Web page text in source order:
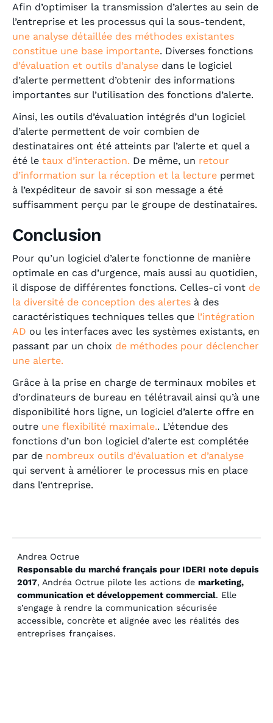
Afin d’optimiser la transmission d’alertes au sein de
l’entreprise et les processus qui la sous-tendent,
une analyse détaillée des méthodes existantes
constitue une base importante. Diverses fonctions
d’évaluation et outils d’analysedans le logiciel
d’alerte permettent d’obtenir des informations
importantes sur l’utilisation des fonctions d’alerte.
Ainsi, les outils d’évaluation intégrés d’un logiciel
d’alerte permettent de voir combien de
destinataires ont été atteints par l’alerte et quel a
été le taux d’interaction. De même, un retour
d’information sur la réception et la lecturepermet
à l’expéditeur de savoir si son message a été
suffisamment perçu par le groupe de destinataires.
Conclusion
Pour qu’un logiciel d’alerte fonctionne de manière
optimale en cas d’urgence, mais aussi au quotidien,
il dispose de différentes fonctions. Celles-ci vont de
la diversité de conception des alertesà des
caractéristiques techniques telles que l’intégration
AD ou les interfaces avec les systèmes existants, en
passant par un choix de méthodes pour déclencher
une alerte.
Grâce à la prise en charge de terminaux mobiles et
d’ordinateurs de bureau en télétravail ainsi qu’à une
disponibilité hors ligne, un logiciel d’alerte offre en
outre une flexibilité maximale.. L’étendue des
fonctions d’un bon logiciel d’alerte est complétée
par de nombreux outils d’évaluation et d’analyse
qui servent à améliorer le processus mis en place
dans l’entreprise.
Andrea Octrue
Responsable du marché français pour IDERI note depuis
2017, Andréa Octrue pilote les actions de marketing,
communication et développement commercial. Elle
s’engage à rendre la communication sécurisée
accessible, concrète et alignée avec les réalités des
entreprises françaises.